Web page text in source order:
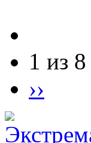
1 из 8
››